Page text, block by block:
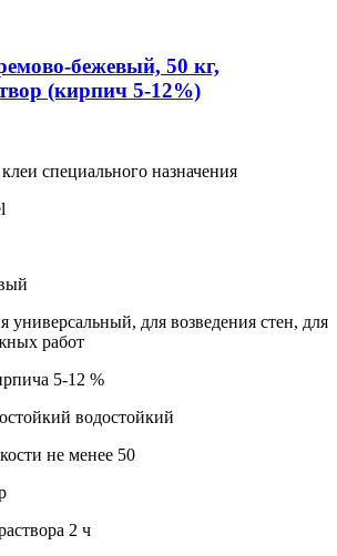
бежевый, 50 кг,
(кирпич 5-12%)
специального назначения
универсальный, для возведения стен, для
работ
5-12 %
водостойкий
не менее 50
2 ч